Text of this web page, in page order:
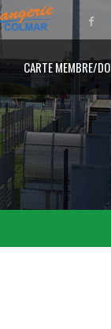
CARTE MEMBRE/